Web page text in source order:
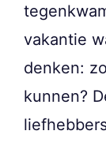
vakantie
denken:
kunnen?